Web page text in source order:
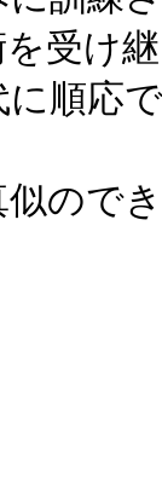
受け
順応
ので